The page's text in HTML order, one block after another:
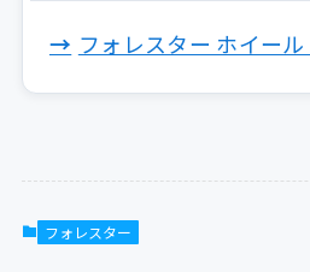
フォレスター ホイー
フォレスター